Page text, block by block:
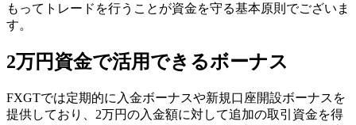
もってトレードを行うことが資金を守る基本原則でございま
す。
2万円資金で活用できるボーナス
FXGTでは定期的に入金ボーナスや新規口座開設ボーナスを
提供しており、2万円の入金額に対して追加の取引資金を得